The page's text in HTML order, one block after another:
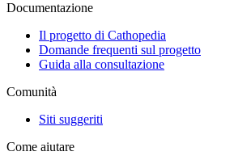
Documentazione
Il progetto di Cathopedia
Domande frequenti sul progetto
Guida alla consultazione
Comunità
Siti suggeriti
Come aiutare